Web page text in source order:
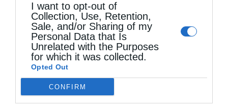
I want to opt-out of
Collection, Use, Retention,
Sale, and/or Sharing of my
Personal Data that Is
Unrelated with the Purposes
for which it was collected.
Opted Out
CONFIRM
Την ίδια, όμως, σχέση αντίστροφης
αναλογίας παρατηρούμε και ανάμεσα στη
γνώση και στην ηθική ποιότητα του
σημερινού κόσμου, αφού, όσο μεγαλώνει η
γνώση, τόσο πιο σκληρός και απάνθρωπος